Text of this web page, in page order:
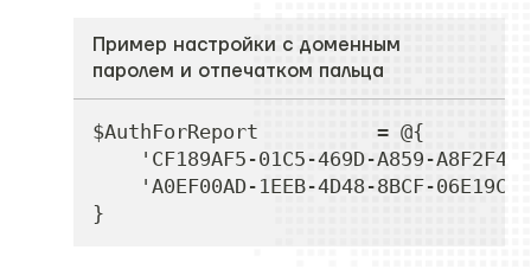
Пример настройки с доменным
паролем и отпечатком пальца
$AuthForReport          = @{
'CF189AF5-01C5-469D-A859-
'A0EF00AD-1EEB-4D48-8BCF-
}